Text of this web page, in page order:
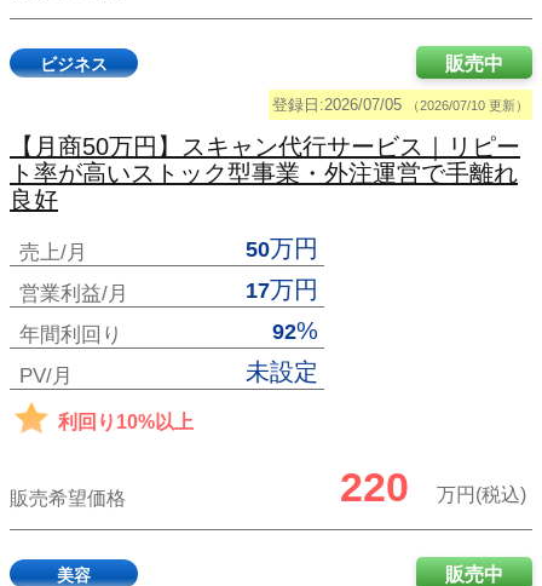
ビジネス
登録日:2026/07/05 （2026/07/10 更新）
販売中
【月商50万円】スキャン代行サービス｜リピー
ト率が高いストック型事業・外注運営で手離れ
良好
売上/月 50万円
営業利益/月 17万円
年間利回り 92%
PV/月 未設定
利回り10%以上
販売希望価格 220 万円(税込)
美容 販売中